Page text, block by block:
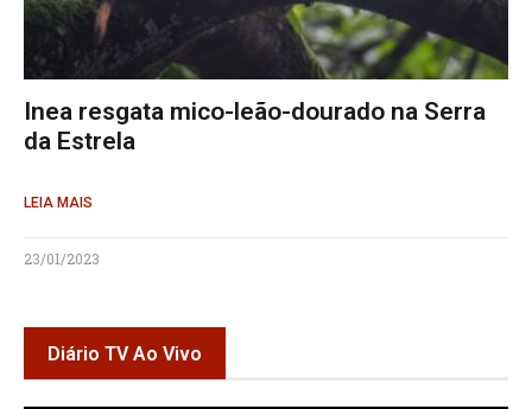
Inea resgata mico-leão-dourado na Serra
da Estrela
LEIA MAIS
23/01/2023
Diário TV Ao Vivo